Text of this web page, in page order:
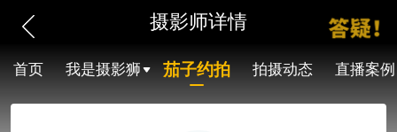
摄影师详情
首页 我是摄影狮 茄子约拍 拍摄动态 直播案例